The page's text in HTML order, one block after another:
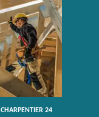
CHARPENTIER 24